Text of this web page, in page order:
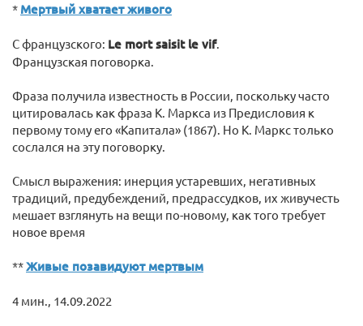
* Мертвый хватает живого
С французского: Le mort saisit le vif.
Французская поговорка.
Фраза получила известность в России, поскольку часто
цитировалась как фраза К. Маркса из Предисловия к
первому тому его «Капитала» (1867). Но К. Маркс только
сослался на эту поговорку.
Смысл выражения: инерция устаревших, негативных
традиций, предубеждений, предрассудков, их живучесть
мешает взглянуть на вещи по-новому, как того требует
новое время
**Живые позавидуют мертвым
4 мин., 14.09.2022